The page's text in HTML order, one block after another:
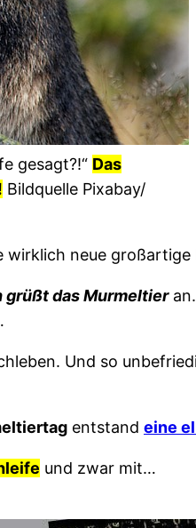
gesagt?!“ Das
Bildquelle Pixabay/
neue großartige
grüßt das Murmeltieran.
Und so
entstand eine
und zwar mit…